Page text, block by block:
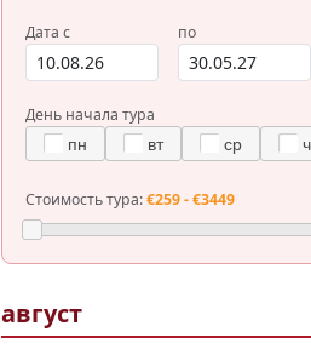
Дата с по
День начала тура
пн вт ср
Стоимость тура:€259 - €3449
август